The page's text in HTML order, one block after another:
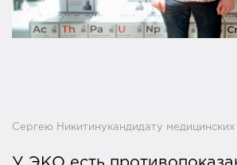
Сергею Никитинукандидату медицинских